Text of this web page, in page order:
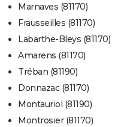
Marnaves (81170)
Frausseilles (81170)
Labarthe-Bleys (81170)
Amarens (81170)
Tréban (81190)
Donnazac (81170)
Montauriol (81190)
Montrosier (81170)